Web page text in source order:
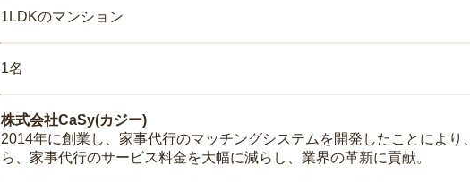
1LDKのマンション
1名
株式会社CaSy(カジー)
2014年に創業し、家事代行のマッチングシステムを開発したことによ
ら、家事代行のサービス料金を大幅に減らし、業界の革新に貢献。